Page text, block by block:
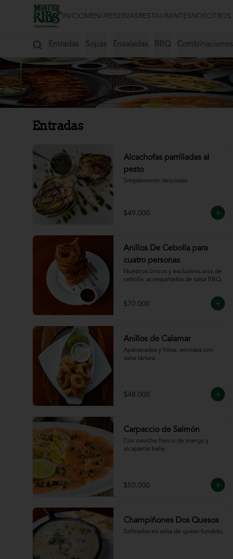
INICIO MENÚ RESERVAS RESTAURANTES NOSOTROS
Entradas Sopas Ensaladas BBQ Combinaciones
Entradas
Alcachofas parrilladas al
pesto
Simplemente deliciosas
$49.000
Anillos De Cebolla para
cuatro personas
Nuestros únicos y exclusivos aros de
cebolla, acompañados de salsa BBQ.
$70.000
Anillos de Calamar
Apananados y fritos, servidos con
salsa tártara.
$48.000
Carpaccio de Salmón
Con ceviche fresco de mango y
alcaparras baby.
$50.000
Champiñones Dos Quesos
Salteados en salsa de queso fundido.